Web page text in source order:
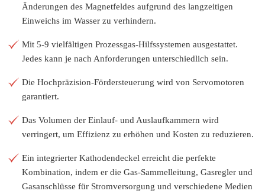
Änderungen des Magnetfeldes aufgrund des langzeitigen
Einweichs im Wasser zu verhindern.
Mit 5-9 vielfältigen Prozessgas-Hilfssystemen ausgestattet.
Jedes kann je nach Anforderungen unterschiedlich sein.
Die Hochpräzision-Fördersteuerung wird von Servomotoren
garantiert.
Das Volumen der Einlauf- und Auslaufkammern wird
verringert, um Effizienz zu erhöhen und Kosten zu reduzieren.
Ein integrierter Kathodendeckel erreicht die perfekte
Kombination, indem er die Gas-Sammelleitung, Gasregler und
Gasanschlüsse für Stromversorgung und verschiedene Medien